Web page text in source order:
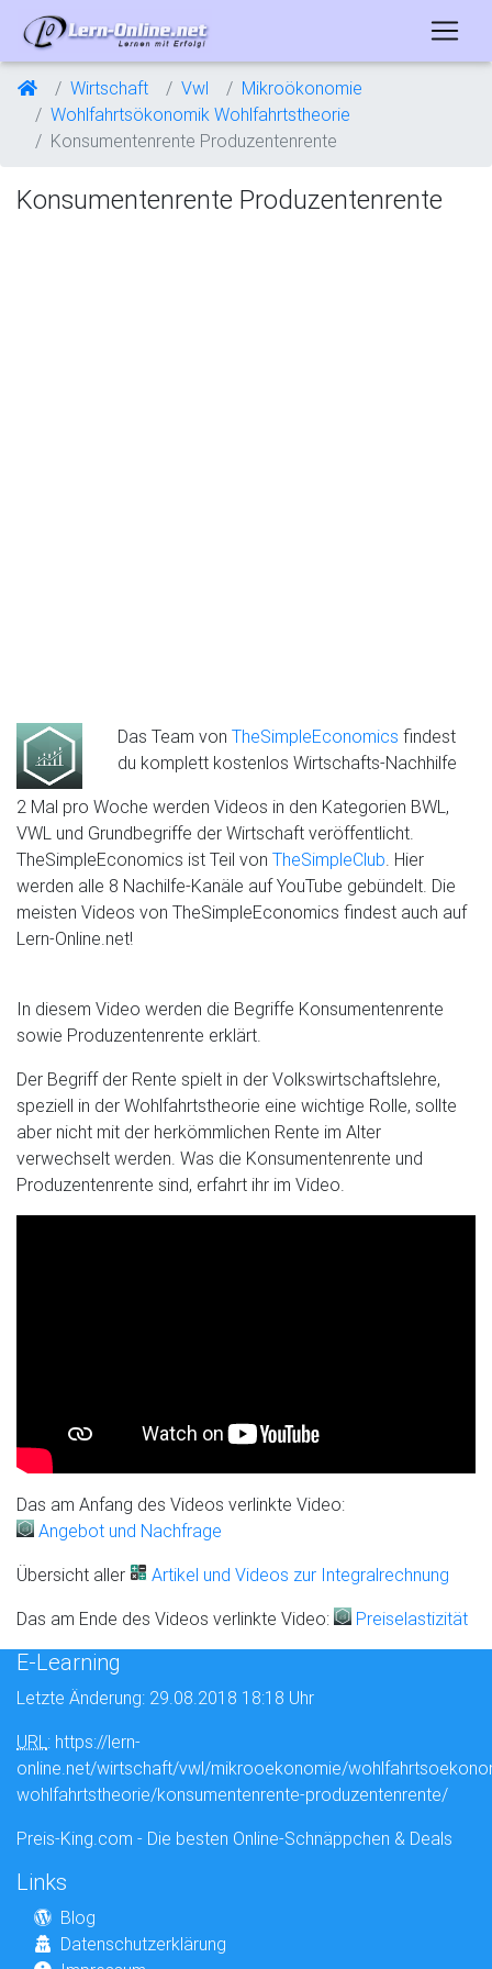
Wirtschaft Vwl
Mikroökonomie
Wohlfahrtsökonomik Wohlfahrtstheorie
Konsumentenrente Produzentenrente
Konsumentenrente Produzentenrente
Das Team von TheSimpleEconomics findest
du komplett kostenlos Wirtschafts-Nachhilfe
2 Mal pro Woche werden Videos in den Kategorien BWL,
VWL und Grundbegriffe der Wirtschaft veröffentlicht.
TheSimpleEconomics ist Teil von TheSimpleClub. Hier
werden alle 8 Nachilfe-Kanäle auf YouTube gebündelt. Die
meisten Videos von TheSimpleEconomics findest auch auf
Lern-Online.net!
In diesem Video werden die Begriffe Konsumentenrente
sowie Produzentenrente erklärt.
Der Begriff der Rente spielt in der Volkswirtschaftslehre,
speziell in der Wohlfahrtstheorie eine wichtige Rolle, sollte
aber nicht mit der herkömmlichen Rente im Alter
verwechselt werden. Was die Konsumentenrente und
Produzentenrente sind, erfahrt ihr im Video.
Das am Anfang des Videos verlinkte Video:
Angebot und Nachfrage
Übersicht aller
Artikel und Videos zur Integralrechnung
Das am Ende des Videos verlinkte Video:
Preiselastizität
E-Learning
Letzte Änderung: 29.08.2018 18:18 Uhr
URL: https://lern-
online.net/wirtschaft/vwl/mikrooekonomie/
wohlfahrtstheorie/konsumentenrente-produzentenrente/
Preis-King.com - Die besten Online-Schnäppchen & Deals
Links
Blog
Datenschutzerklärung